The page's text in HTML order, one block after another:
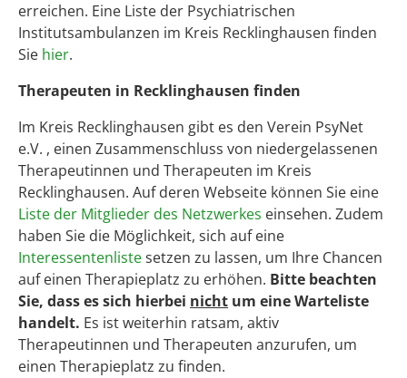
erreichen. Eine Liste der Psychiatrischen
Institutsambulanzen im Kreis Recklinghausen finden
Sie hier.
Therapeuten in Recklinghausen finden
Im Kreis Recklinghausen gibt es den Verein PsyNet
e.V. , einen Zusammenschluss von niedergelassenen
Therapeutinnen und Therapeuten im Kreis
Recklinghausen. Auf deren Webseite können Sie eine
Liste der Mitglieder des Netzwerkes einsehen. Zudem
haben Sie die Möglichkeit, sich auf eine
Interessentenlistesetzen zu lassen, um Ihre Chancen
auf einen Therapieplatz zu erhöhen. Bitte beachten
Sie, dass es sich hierbei nicht um eine Warteliste
handelt. Es ist weiterhin ratsam, aktiv
Therapeutinnen und Therapeuten anzurufen, um
einen Therapieplatz zu finden.